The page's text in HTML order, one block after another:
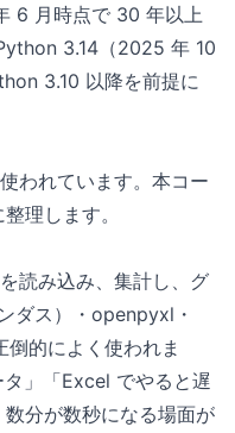
6 月時点で 30 年以上
3.14（2025 年 10
3.10 以降を前提に
われています。本コー
理します。
読み込み、集計し、グ
ダス）・openpyxl・
的によく使われま
」「Excel でやると遅
分が数秒になる場面が